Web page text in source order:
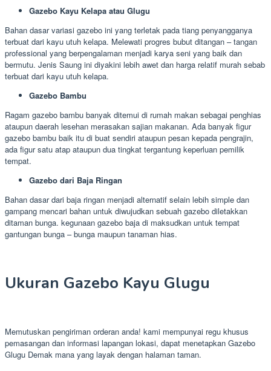
Gazebo Kayu Kelapa atau Glugu
Bahan dasar variasi gazebo ini yang terletak pada tiang penyangganya
terbuat dari kayu utuh kelapa. Melewati progres bubut ditangan – tangan
professional yang berpengalaman menjadi karya seni yang baik dan
bermutu. Jenis Saung ini diyakini lebih awet dan harga relatif murah sebab
terbuat dari kayu utuh kelapa.
Gazebo Bambu
Ragam gazebo bambu banyak ditemui di rumah makan sebagai penghias
ataupun daerah lesehan merasakan sajian makanan. Ada banyak figur
gazebo bambu baik itu di buat sendiri ataupun pesan kepada pengrajin,
ada figur satu atap ataupun dua tingkat tergantung keperluan pemilik
tempat.
Gazebo dari Baja Ringan
Bahan dasar dari baja ringan menjadi alternatif selain lebih simple dan
gampang mencari bahan untuk diwujudkan sebuah gazebo diletakkan
ditaman bunga. kegunaan gazebo baja di maksudkan untuk tempat
gantungan bunga – bunga maupun tanaman hias.
Ukuran Gazebo Kayu Glugu
Memutuskan pengiriman orderan anda! kami mempunyai regu khusus
pemasangan dan informasi lapangan lokasi, dapat menetapkan Gazebo
Glugu Demak mana yang layak dengan halaman taman.